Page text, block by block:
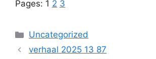
Pages: 1 2 3
Categories
Uncategorized
verhaal 2025 13 87